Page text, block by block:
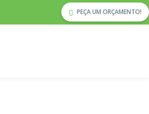
PEÇA UM ORÇAMENTO!